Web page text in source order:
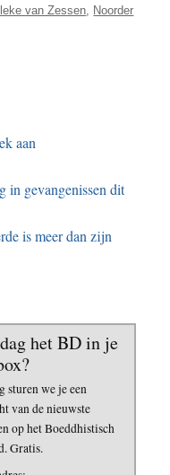
van Zessen Noorder
aan
in gevangenissen dit
is meer dan zijn
het BD in je
sturen we je een
van de nieuwste
op het Boeddhistisch
Gratis.